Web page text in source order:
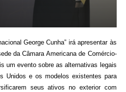
George Cunha” irá apresentar às
da Câmara Americana de Comércio-
um evento sobre as alternativas legais
Unidos e os modelos existentes para
seus ativos no exterior com